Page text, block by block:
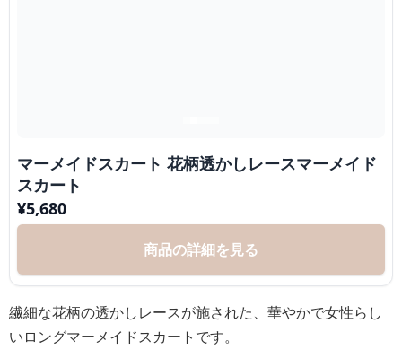
マーメイドスカート 花柄透かしレースマーメイド
スカート
¥5,680
商品の詳細を見る
繊細な花柄の透かしレースが施された、華やかで女性らし
いロングマーメイドスカートです。